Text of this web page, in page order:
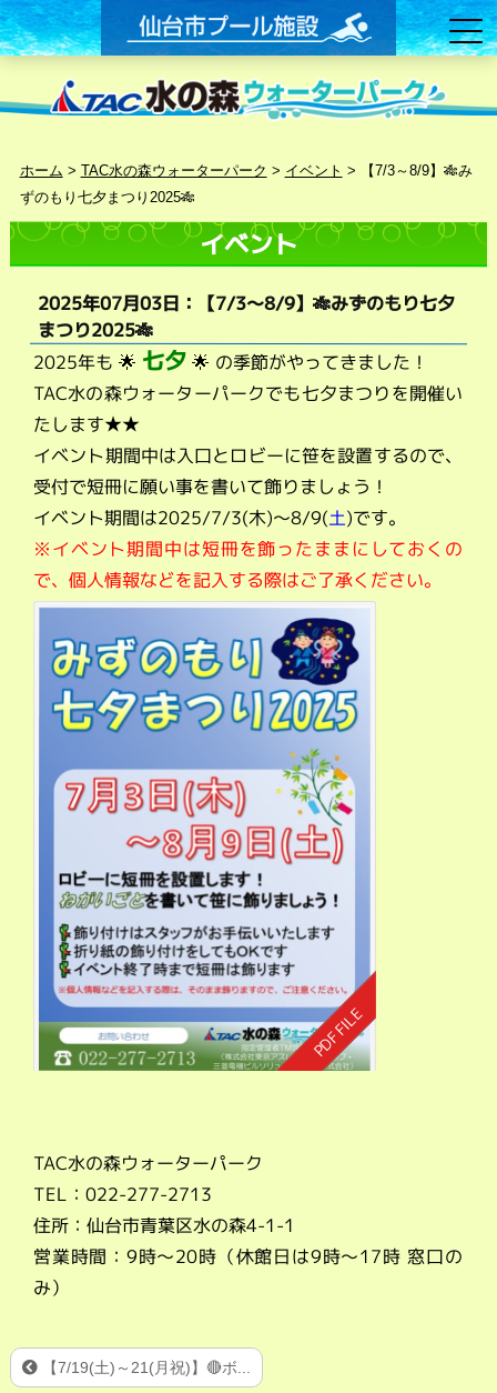
ホーム > TAC水の森ウォーターパーク > イベント >
【7/3～8/9】🎋み
ずのもり七夕まつり2025🎋
イベント
2025年07月03日：【7/3～8/9】🎋みずのもり七夕
まつり2025🎋
2025年も 🌟 七夕 🌟 の季節がやってきました！
TAC水の森ウォーターパークでも七夕まつりを開催い
たします★★
イベント期間中は入口とロビーに笹を設置するので、
受付で短冊に願い事を書いて飾りましょう！
イベント期間は2025/7/3(木)～8/9(土)です。
※イベント期間中は短冊を飾ったままにしておくの
で、個人情報などを記入する際はご了承ください。
TAC水の森ウォーターパーク
TEL：022-277-2713
住所：仙台市青葉区水の森4-1-1
営業時間：9時～20時（休館日は9時～17時 窓口の
み）
【7/19(土)～21(月祝)】🔴ボ...